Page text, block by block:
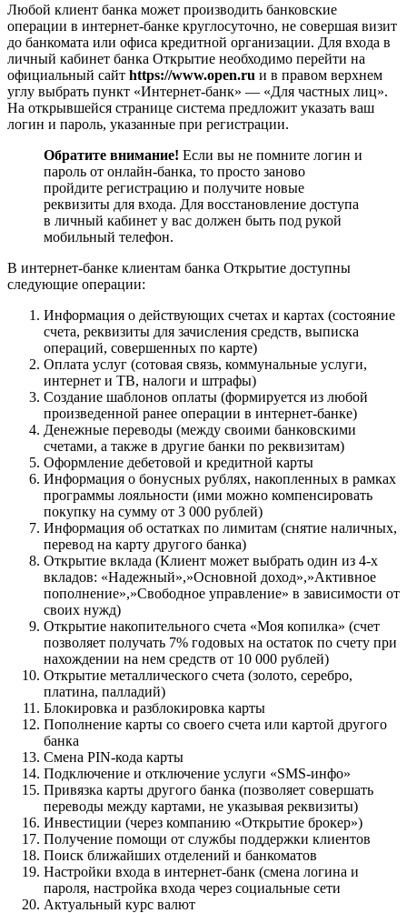
Любой клиент банка может производить банковские
операции в интернет-банке круглосуточно, не совершая визит
до банкомата или офиса кредитной организации. Для входа в
личный кабинет банка Открытие необходимо перейти на
официальный сайт https://www.open.ru и в правом верхнем
углу выбрать пункт «Интернет-банк» — «Для частных лиц».
На открывшейся странице система предложит указать ваш
логин и пароль, указанные при регистрации.
Обратите внимание! Если вы не помните логин и
пароль от онлайн-банка, то просто заново
пройдите регистрацию и получите новые
реквизиты для входа. Для восстановление доступа
в личный кабинет у вас должен быть под рукой
мобильный телефон.
В интернет-банке клиентам банка Открытие доступны
следующие операции:
Информация о действующих счетах и картах (состояние
счета, реквизиты для зачисления средств, выписка
операций, совершенных по карте)
Оплата услуг (сотовая связь, коммунальные услуги,
интернет и ТВ, налоги и штрафы)
Создание шаблонов оплаты (формируется из любой
произведенной ранее операции в интернет-банке)
Денежные переводы (между своими банковскими
счетами, а также в другие банки по реквизитам)
Оформление дебетовой и кредитной карты
Информация о бонусных рублях, накопленных в рамках
программы лояльности (ими можно компенсировать
покупку на сумму от 3 000 рублей)
Информация об остатках по лимитам (снятие наличных,
перевод на карту другого банка)
Открытие вклада (Клиент может выбрать один из 4-х
вкладов: «Надежный»,»Основной доход»,»Активное
пополнение»,»Свободное управление» в зависимости от
своих нужд)
Открытие накопительного счета «Моя копилка» (счет
позволяет получать 7% годовых на остаток по счету при
нахождении на нем средств от 10 000 рублей)
Открытие металлического счета (золото, серебро,
платина, палладий)
Блокировка и разблокировка карты
Пополнение карты со своего счета или картой другого
банка
Смена PIN-кода карты
Подключение и отключение услуги «SMS-инфо»
Привязка карты другого банка (позволяет совершать
переводы между картами, не указывая реквизиты)
Инвестиции (через компанию «Открытие брокер»)
Получение помощи от службы поддержки клиентов
Поиск ближайших отделений и банкоматов
Настройки входа в интернет-банк (смена логина и
пароля, настройка входа через социальные сети
Актуальный курс валют